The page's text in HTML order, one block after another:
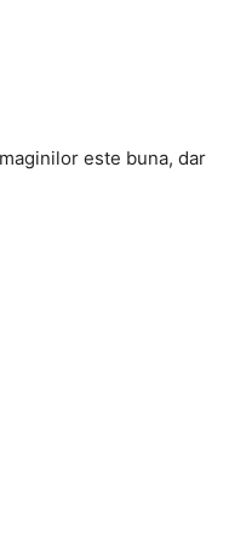
este buna, dar